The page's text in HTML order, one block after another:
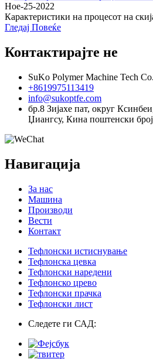
Ное-25-2022
Карактеристики на процесот на
Гледај Повеќе
Контактирајте не
SuKo Polymer Machine Tech
+8619975113419
info@sukoptfe.com
бр.8 Зијахе пат, округ
Џиангсу, Кина поштенски
Навигација
За нас
Машина
Производи
Вести
Контакт
Тефлонски истиснување
Тефлонска цевка
Тефлонски наредени
Тефлонско црево
Тефлонски прачка
Тефлонски лист
Следете ги САД: